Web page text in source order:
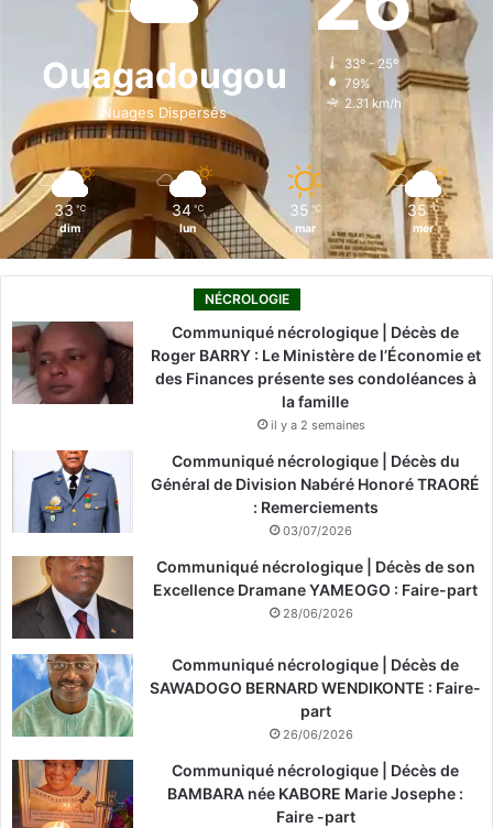
b
o
k
i
n
a
g
r
o
k
Ouagadougou
Nuages Dispersés
33º - 25º
79%
2.31 km/h
33 ℃
dim
34 ℃
lun
35 ℃
mar
35 ℃
mer
NÉCROLOGIE
Communiqué nécrologique | Décès de
Roger BARRY : Le Ministère de l’Économie et
des Finances présente ses condoléances à
la famille
il y a 2 semaines
Communiqué nécrologique | Décès du
Général de Division Nabéré Honoré TRAORÉ
: Remerciements
03/07/2026
Communiqué nécrologique | Décès de son
Excellence Dramane YAMEOGO : Faire-part
28/06/2026
Communiqué nécrologique | Décès de
SAWADOGO BERNARD WENDIKONTE : Faire-
part
26/06/2026
Communiqué nécrologique | Décès de
BAMBARA née KABORE Marie Josephe :
Faire -part